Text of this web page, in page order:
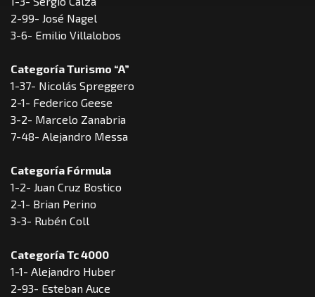
2-99- José Nagel
3-6- Emilio Villalobos
Categoría Turismo “A”
1-37- Nicolás Spreggero
2-1- Federico Geese
3-2- Marcelo Zanabria
7-48- Alejandro Messa
Categoría Fórmula
1-2- Juan Cruz Bostico
2-1- Brian Perino
3-3- Rubén Coll
Categoría Tc 4000
1-1- Alejandro Huber
2-93- Esteban Auce